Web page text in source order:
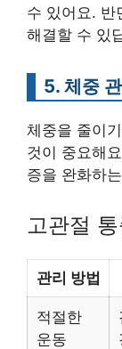
수 있어요. 반
해결할 수 있
5. 체중
체중을 줄이
것이 중요해
증을 완화하
고관절
관리 방법
적절한
운동